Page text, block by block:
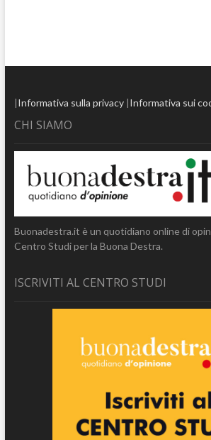
|Informativa sulla privacy|Informativa sui
CHI SIAMO
Buonadestra.it è un quotidiano online di
Centro Studi per la Buona Destra.
ISCRIVITI AL CENTRO STUDI